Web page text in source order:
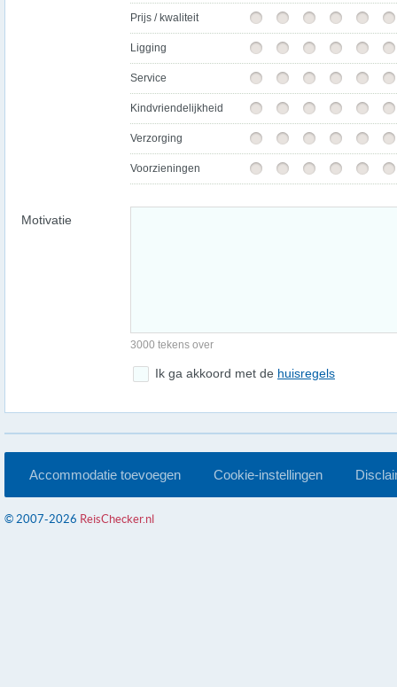
Prijs / kwaliteit
Ligging
Service
Kindvriendelijkheid
Verzorging
Voorzieningen
Motivatie
3000 tekens over
Ik ga akkoord met de huisregels
Accommodatie toevoegen Cookie-instellingen
© 2007-2026 ReisChecker.nl